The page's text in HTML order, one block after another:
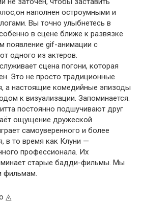
наполнен остроумными и
Вы точно улыбнетесь в
в сцене ближе к развязке
появление gif-анимации с
одного из актеров.
сцена погони, которая
Это не просто традиционные
а настоящие комедийные эпизоды
к визуализации. Запоминается.
постоянно подшучивают друг
ощущение дружеской
самоуверенного и более
в то время как Клуни —
профессионала. Их
старые бадди-фильмы. Мы
фильмам.
◬